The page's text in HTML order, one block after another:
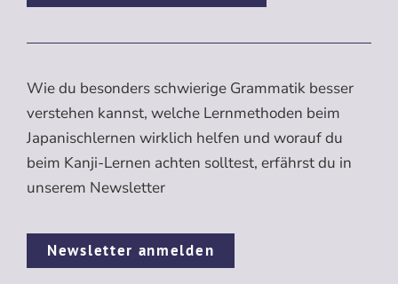
Wie du besonders schwierige Grammatik besser
verstehen kannst, welche Lernmethoden beim
Japanischlernen wirklich helfen und worauf du
beim Kanji-Lernen achten solltest, erfährst du in
unserem Newsletter
Newsletter anmelden